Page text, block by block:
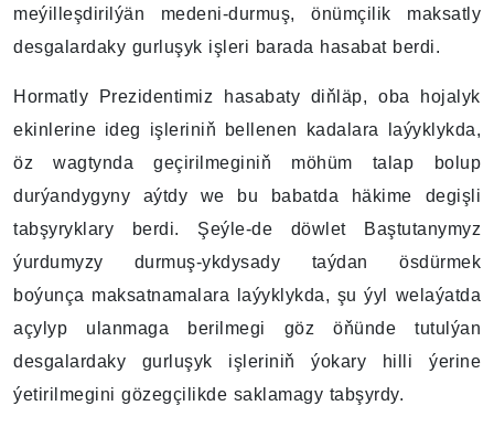
meýilleşdirilýän medeni-durmuş, önümçilik maksatly
desgalardaky gurluşyk işleri barada hasabat berdi.
Hormatly Prezidentimiz hasabaty diňläp, oba hojalyk
ekinlerine ideg işleriniň bellenen kadalara laýyklykda,
öz wagtynda geçirilmeginiň möhüm talap bolup
durýandygyny aýtdy we bu babatda häkime degişli
tabşyryklary berdi. Şeýle-de döwlet Baştutanymyz
ýurdumyzy durmuş-ykdysady taýdan ösdürmek
boýunça maksatnamalara laýyklykda, şu ýyl welaýatda
açylyp ulanmaga berilmegi göz öňünde tutulýan
desgalardaky gurluşyk işleriniň ýokary hilli ýerine
ýetirilmegini gözegçilikde saklamagy tabşyrdy.